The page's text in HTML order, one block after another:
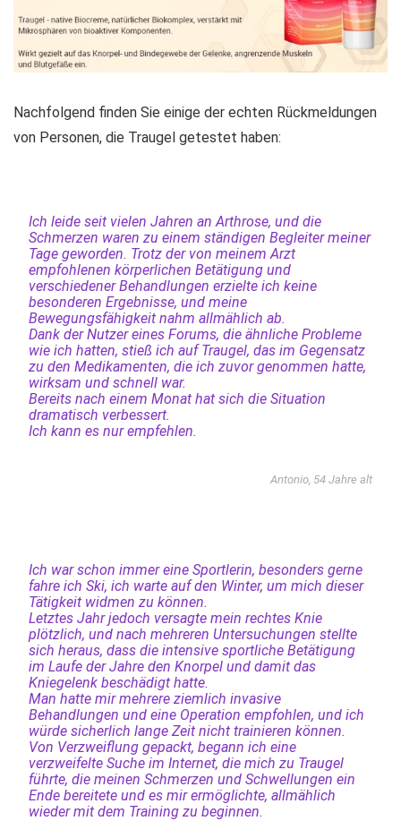
Nachfolgend finden Sie einige der echten Rückmeldungen
von Personen, die Traugel getestet haben:
Ich leide seit vielen Jahren an Arthrose, und die
Schmerzen waren zu einem ständigen Begleiter meiner
Tage geworden. Trotz der von meinem Arzt
empfohlenen körperlichen Betätigung und
verschiedener Behandlungen erzielte ich keine
besonderen Ergebnisse, und meine
Bewegungsfähigkeit nahm allmählich ab.
Dank der Nutzer eines Forums, die ähnliche Probleme
wie ich hatten, stieß ich auf Traugel, das im Gegensatz
zu den Medikamenten, die ich zuvor genommen hatte,
wirksam und schnell war.
Bereits nach einem Monat hat sich die Situation
dramatisch verbessert.
Ich kann es nur empfehlen.
Antonio, 54 Jahre alt
Ich war schon immer eine Sportlerin, besonders gerne
fahre ich Ski, ich warte auf den Winter, um mich dieser
Tätigkeit widmen zu können.
Letztes Jahr jedoch versagte mein rechtes Knie
plötzlich, und nach mehreren Untersuchungen stellte
sich heraus, dass die intensive sportliche Betätigung
im Laufe der Jahre den Knorpel und damit das
Kniegelenk beschädigt hatte.
Man hatte mir mehrere ziemlich invasive
Behandlungen und eine Operation empfohlen, und ich
würde sicherlich lange Zeit nicht trainieren können.
Von Verzweiflung gepackt, begann ich eine
verzweifelte Suche im Internet, die mich zu Traugel
führte, die meinen Schmerzen und Schwellungen ein
Ende bereitete und es mir ermöglichte, allmählich
wieder mit dem Training zu beginnen.